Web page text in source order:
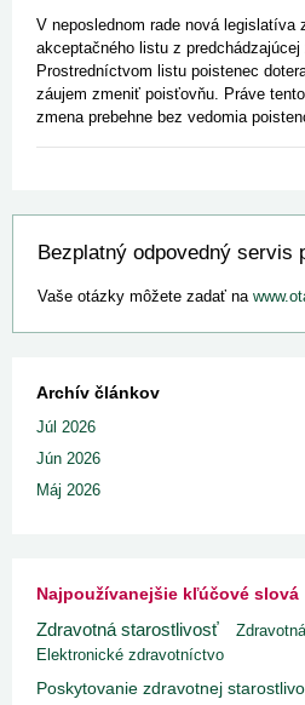
V neposlednom rade nová legislatíva
akceptačného listu z
Prostredníctvom listu poistenec
záujem zmeniť poisťovňu. Práve
zmena prebehne bez vedomia
Bezplatný odpovedný servis
Vaše otázky môžete zadať na
Archív článkov
Júl 2026
Jún 2026
Máj 2026
Najpoužívanejšie kľúčové slová
Zdravotná starostlivosť
Elektronické zdravotníctvo
Poskytovanie zdravotnej